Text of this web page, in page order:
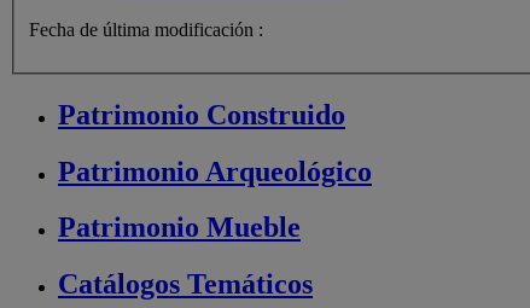
Fecha de última modificación :
Patrimonio Construido
Patrimonio Arqueológico
Patrimonio Mueble
Catálogos Temáticos